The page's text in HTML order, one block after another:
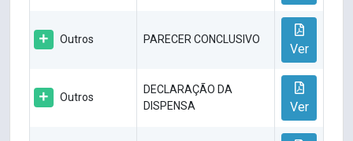
Outros PARECER CONCLUSIVO
Ver
Outros
DECLARAÇÃO DA
DISPENSA
Ver